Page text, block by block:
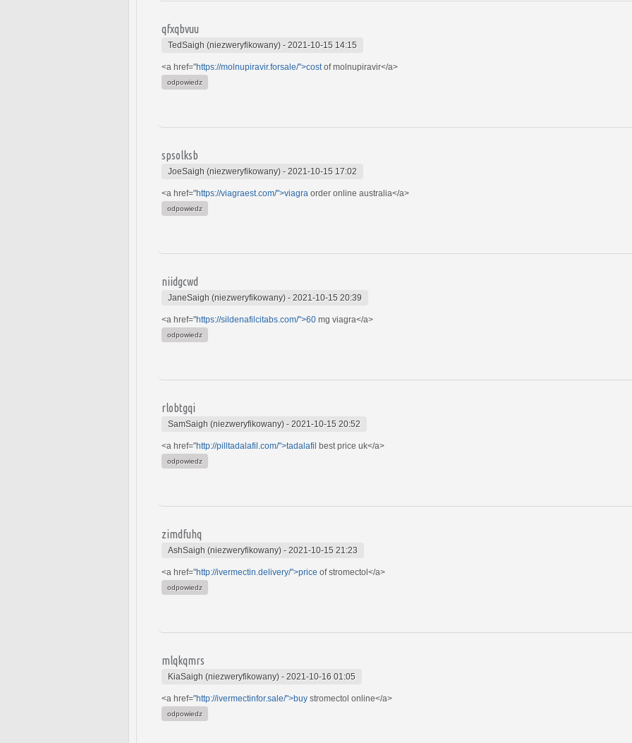
qfxqbvuu
TedSaigh (niezweryfikowany) - 2021-10-15 14:15
<a href="https://molnupiravir.forsale/">cost of molnupiravir</a>
odpowiedz
spsolksb
JoeSaigh (niezweryfikowany) - 2021-10-15 17:02
<a href="https://viagraest.com/">viagra order online australia</a>
odpowiedz
niidgcwd
JaneSaigh (niezweryfikowany) - 2021-10-15 20:39
<a href="https://sildenafilcitabs.com/">60 mg viagra</a>
odpowiedz
rlobtgqi
SamSaigh (niezweryfikowany) - 2021-10-15 20:52
<a href="http://pilltadalafil.com/">tadalafil best price uk</a>
odpowiedz
zimdfuhq
AshSaigh (niezweryfikowany) - 2021-10-15 21:23
<a href="http://ivermectin.delivery/">price of stromectol</a>
odpowiedz
mlqkqmrs
KiaSaigh (niezweryfikowany) - 2021-10-16 01:05
<a href="http://ivermectinfor.sale/">buy stromectol online</a>
odpowiedz